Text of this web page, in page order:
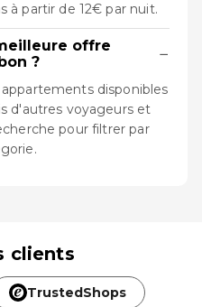
à partir de 12€ par nuit.
offre
?
−
disponibles
d'autres voyageurs et
pour filtrer par
clients
TrustedShops